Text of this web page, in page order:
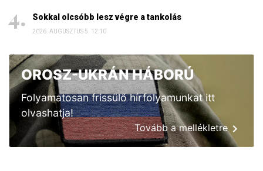
Sokkal olcsóbb lesz végre a tankolás
2026. AUGUSZTUS 5. 12:10
OROSZ-UKRÁN HÁBORÚ
Folyamatosan frissülő hírfolyamunkat itt
olvashatja!
Tovább a mellékletre